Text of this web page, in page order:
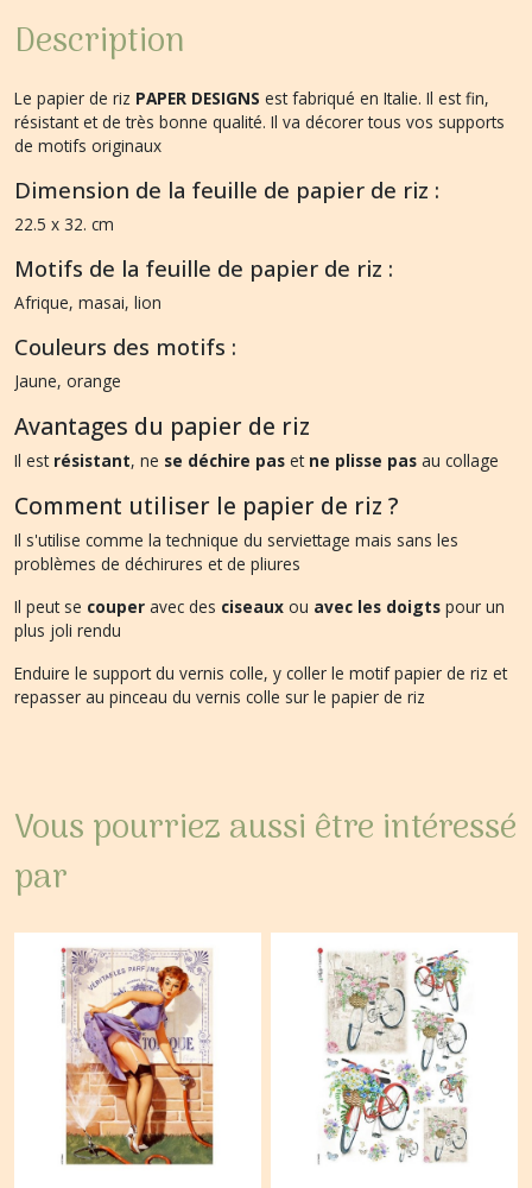
Description
Le papier de riz PAPER DESIGNS est fabriqué en Italie. Il est fin,
résistant et de très bonne qualité. Il va décorer tous vos supports
de motifs originaux
Dimension de la feuille de papier de riz :
22.5 x 32. cm
Motifs de la feuille de papier de riz :
Afrique, masai, lion
Couleurs des motifs :
Jaune, orange
Avantages du papier de riz
Il est résistant, ne se déchire pas et ne plisse pas au collage
Comment utiliser le papier de riz ?
Il s'utilise comme la technique du serviettage mais sans les
problèmes de déchirures et de pliures
Il peut se couper avec des ciseaux ou avec les doigts pour un
plus joli rendu
Enduire le support du vernis colle, y coller le motif papier de riz et
repasser au pinceau du vernis colle sur le papier de riz
Vous pourriez aussi être intéressé
par